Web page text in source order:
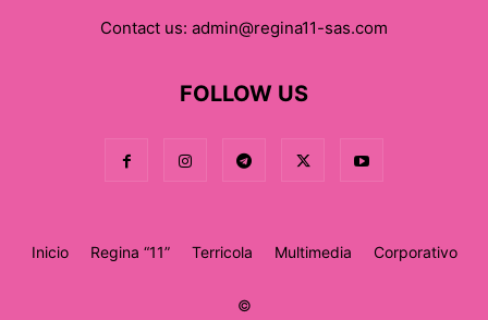
Contact us: admin@regina11-sas.com
FOLLOW US
Inicio Regina “11” Terricola Multimedia Corporativo
©